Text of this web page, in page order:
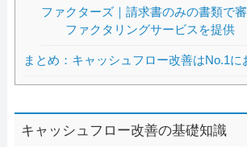
ファクターズ｜請求書のみの書類で
ファクタリングサービスを提供
まとめ：キャッシュフロー改善はNo.1に
キャッシュフロー改善の基礎知識